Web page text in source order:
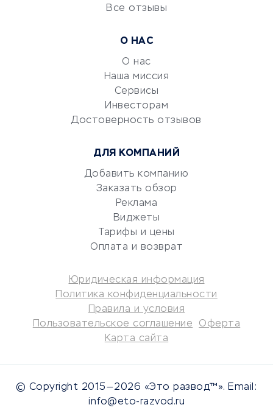
УСЛУГИ ДЛЯ БИЗНЕСА
документооборот
Консалтинговые компании
Аудиторские компании
Бухгалтерия онлайн
КРЕДИТЫ И ЗАЙМЫ
Потребительские кредиты
Кредитные карты
Дебетовые карты
Подбор кредита
Улучшение кредитной
Все отзывы
О НАС
О нас
Наша миссия
Сервисы
Инвесторам
Достоверность отзывов
ДЛЯ КОМПАНИЙ
Добавить компанию
Заказать обзор
Реклама
Виджеты
Тарифы и цены
Оплата и возврат
Юридическая информация
Политика конфиденциальности
Правила и условия
Пользовательское соглашение
Оферта
Карта сайта
© Copyright 2015—2026 «Это развод™». Email:
info@eto-razvod.ru